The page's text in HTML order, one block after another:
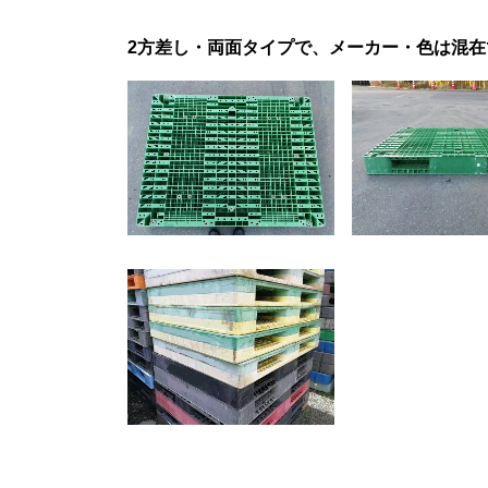
2方差し・両面タイプで、メーカー・色は混